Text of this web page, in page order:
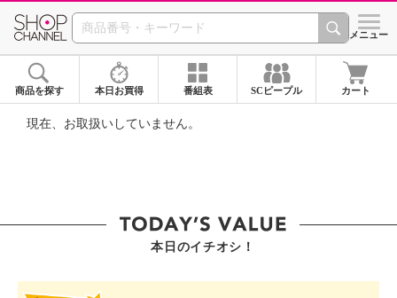
SHOP CHANNEL ショッ
メニュー
商品を探す 本日お買得 番組表 SCピープル カート
現在、お取扱いしていません。
本日のイチオシ！